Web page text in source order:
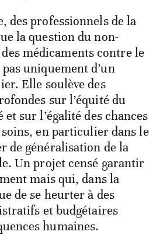
des professionnels de la
la question du non-
médicaments contre le
uniquement d’un
Elle soulève des
sur l’équité du
et sur l’égalité des chances
soins, en particulier dans le
de généralisation de la
Un projet censé garantir
mais qui, dans la
de se heurter à des
et budgétaires
humaines.